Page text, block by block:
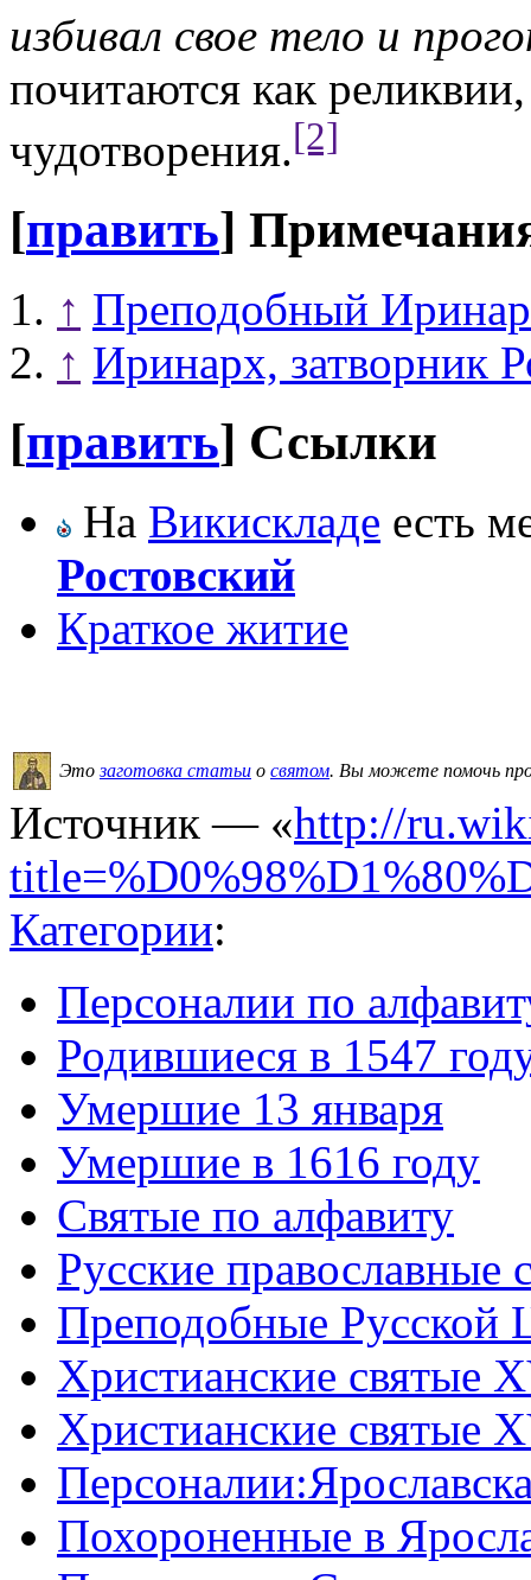
избивал свое тело и
почитаются как
чудотворения.[2]
[править]
↑ Преподобный
↑ Иринарх, затворник
[править] Ссылки
На Викискладе есть
Ростовский
Краткое житие
Этозаготовка статьи о святом. Вы можете помочь
Источник — «http://
Категории:
Персоналии по
Родившиеся в 1547
Умершие 13 января
Умершие в 1616 году
Святые по алфавиту
Русские православные
Преподобные Русской
Христианские святые
Христианские святые
Похороненные в